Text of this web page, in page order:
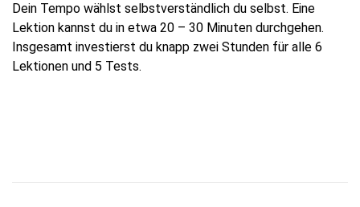
Dein Tempo wählst selbstverständlich du selbst. Eine
Lektion kannst du in etwa 20 – 30 Minuten durchgehen.
Insgesamt investierst du knapp zwei Stunden für alle 6
Lektionen und 5 Tests.